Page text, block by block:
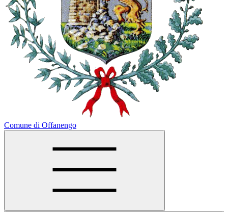
Comune di Offanengo